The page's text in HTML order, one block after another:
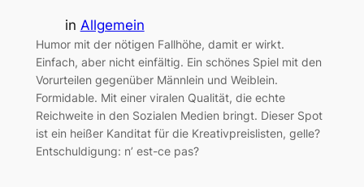
in Allgemein
Humor mit der nötigen Fallhöhe, damit er wirkt.
Einfach, aber nicht einfältig. Ein schönes Spiel mit den
Vorurteilen gegenüber Männlein und Weiblein.
Formidable. Mit einer viralen Qualität, die echte
Reichweite in den Sozialen Medien bringt. Dieser Spot
ist ein heißer Kanditat für die Kreativpreislisten, gelle?
Entschuldigung: n’ est-ce pas?